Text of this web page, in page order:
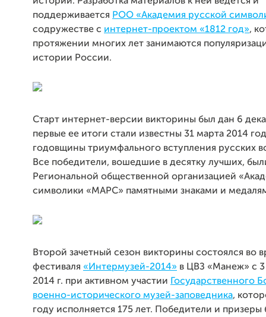
поддерживается РОО «Академия русской
содружестве с интернет-проектом «1812 год»,
протяжении многих лет занимаются
истории России.
Старт интернет-версии викторины был дан 6
первые ее итоги стали известны 31 марта 2014
годовщины триумфального вступления русских
Все победители, вошедшие в десятку лучших,
Региональной общественной организацией
символики «МАРС» памятными знаками и
Второй зачетный сезон викторины состоялся во
фестиваля «Интермузей-2014» в ЦВЗ «Манеж» с
2014 г. при активном участии
Государственного
военно-исторического музей-заповедника,
году исполняется 175 лет. Победители и призеры